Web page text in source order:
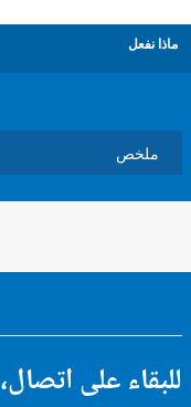
على اتصال،